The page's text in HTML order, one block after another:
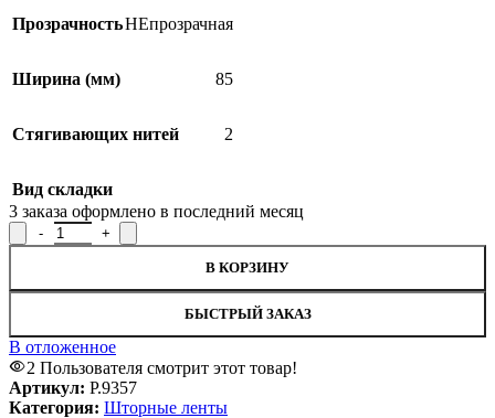
ПрозрачностьНЕпрозрачная
Ширина (мм) 85
Стягивающих нитей 2
Вид складки
3 заказа оформлено в последний месяц
Количество товара Лента для штор, Р.9357
В КОРЗИНУ
БЫСТРЫЙ ЗАКАЗ
В отложенное
2 Пользователя смотрит этот товар!
Артикул: Р.9357
Категория: Шторные ленты